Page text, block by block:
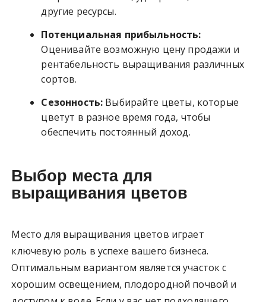
другие ресурсы.
Потенциальная прибыльность:
Оценивайте возможную цену продажи и
рентабельность выращивания различных
сортов.
Сезонность: Выбирайте цветы, которые
цветут в разное время года, чтобы
обеспечить постоянный доход.
Выбор места для
выращивания цветов
Место для выращивания цветов играет
ключевую роль в успехе вашего бизнеса.
Оптимальным вариантом является участок с
хорошим освещением, плодородной почвой и